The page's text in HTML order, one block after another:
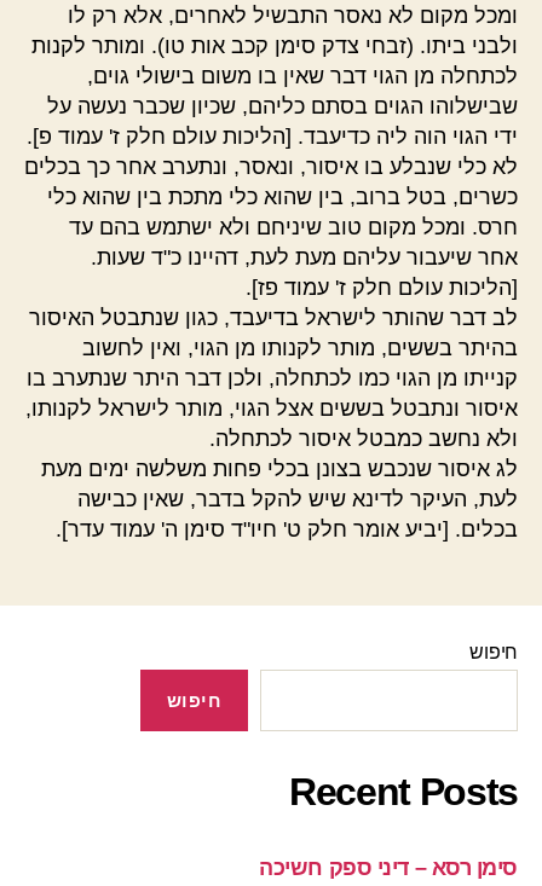
ומכל מקום לא נאסר התבשיל לאחרים, אלא רק לו
ולבני ביתו. (זבחי צדק סימן קכב אות טו). ומותר לקנות
לכתחלה מן הגוי דבר שאין בו משום בישולי גוים,
שבישלוהו הגוים בסתם כליהם, שכיון שכבר נעשה על
ידי הגוי הוה ליה כדיעבד. [הליכות עולם חלק ז' עמוד פ].
לא כלי שנבלע בו איסור, ונאסר, ונתערב אחר כך בכלים
כשרים, בטל ברוב, בין שהוא כלי מתכת בין שהוא כלי
חרס. ומכל מקום טוב שיניחם ולא ישתמש בהם עד
אחר שיעבור עליהם מעת לעת, דהיינו כ"ד שעות.
[הליכות עולם חלק ז' עמוד פז].
לב דבר שהותר לישראל בדיעבד, כגון שנתבטל האיסור
בהיתר בששים, מותר לקנותו מן הגוי, ואין לחשוב
קנייתו מן הגוי כמו לכתחלה, ולכן דבר היתר שנתערב בו
איסור ונתבטל בששים אצל הגוי, מותר לישראל לקנותו,
ולא נחשב כמבטל איסור לכתחלה.
לג איסור שנכבש בצונן בכלי פחות משלשה ימים מעת
לעת, העיקר לדינא שיש להקל בדבר, שאין כבישה
בכלים. [יביע אומר חלק ט' חיו"ד סימן ה' עמוד עדר].
חיפוש
חיפוש
Recent Posts
סימן רסא – דיני ספק חשיכה